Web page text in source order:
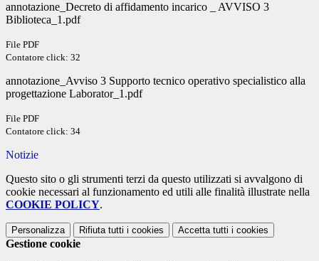
annotazione_Decreto di affidamento incarico _ AVVISO 3
Biblioteca_1.pdf
File PDF
Contatore click: 32
annotazione_Avviso 3 Supporto tecnico operativo specialistico alla
progettazione Laborator_1.pdf
File PDF
Contatore click: 34
Notizie
Questo sito o gli strumenti terzi da questo utilizzati si avvalgono di
cookie necessari al funzionamento ed utili alle finalità illustrate nella
COOKIE POLICY.
Personalizza Rifiuta tutti i cookies Accetta tutti i cookies
Gestione cookie